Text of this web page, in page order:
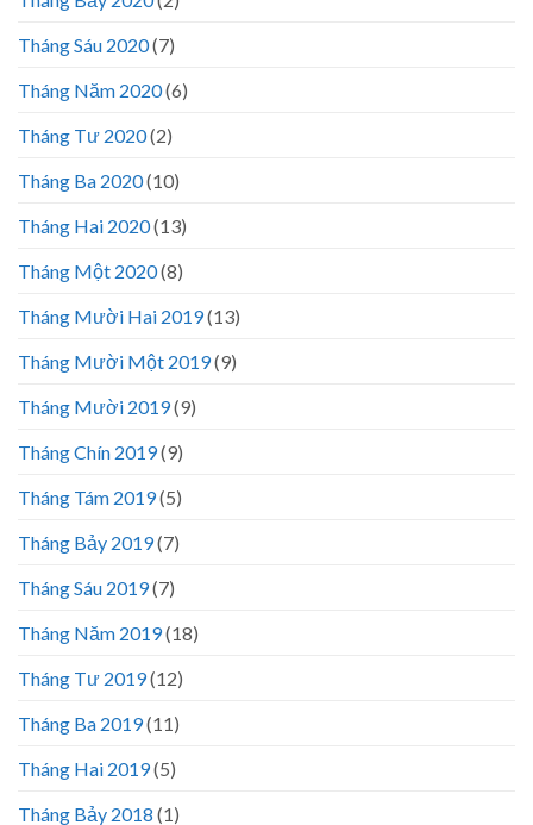
Tháng Sáu 2020(7)
Tháng Năm 2020(6)
Tháng Tư 2020(2)
Tháng Ba 2020(10)
Tháng Hai 2020(13)
Tháng Một 2020(8)
Tháng Mười Hai 2019(13)
Tháng Mười Một 2019(9)
Tháng Mười 2019(9)
Tháng Chín 2019(9)
Tháng Tám 2019(5)
Tháng Bảy 2019(7)
Tháng Sáu 2019(7)
Tháng Năm 2019(18)
Tháng Tư 2019(12)
Tháng Ba 2019(11)
Tháng Hai 2019(5)
Tháng Bảy 2018 (1)